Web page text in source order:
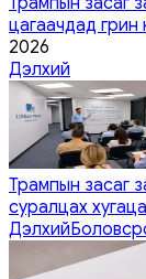
цагаачдад грин
2026
Дэлхий
Трампын засаг
суралцах
Дэлхий